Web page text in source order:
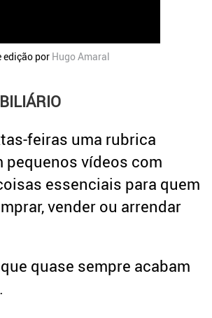
Entrevistas
Mediação Imobiliária
Newsletter
Contactos
Sobre
edição por Hugo Amaral
feiras uma rubrica
pequenos vídeos com
essenciais para quem
vender ou arrendar
quase sempre acabam